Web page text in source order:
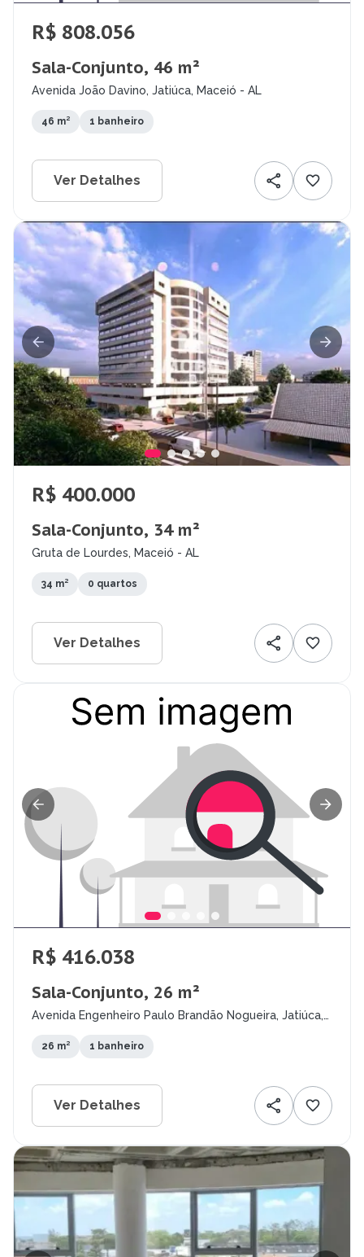
R$ 808.056
Sala-Conjunto, 46 m²
Avenida João Davino, Jatiúca, Maceió - AL
46 m² 1 banheiro
Ver Detalhes
R$ 400.000
Sala-Conjunto, 34 m²
Gruta de Lourdes, Maceió - AL
34 m² 0 quartos
Ver Detalhes
R$ 416.038
Sala-Conjunto, 26 m²
Avenida Engenheiro Paulo Brandão Nogueira, Jatiúca,
26 m² 1 banheiro
Ver Detalhes